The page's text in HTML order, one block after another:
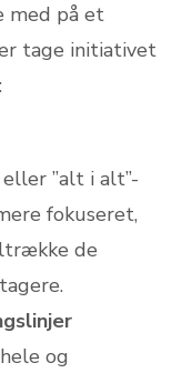
med på et
tage initiativet
”alt i alt”-
fokuseret,
de
og